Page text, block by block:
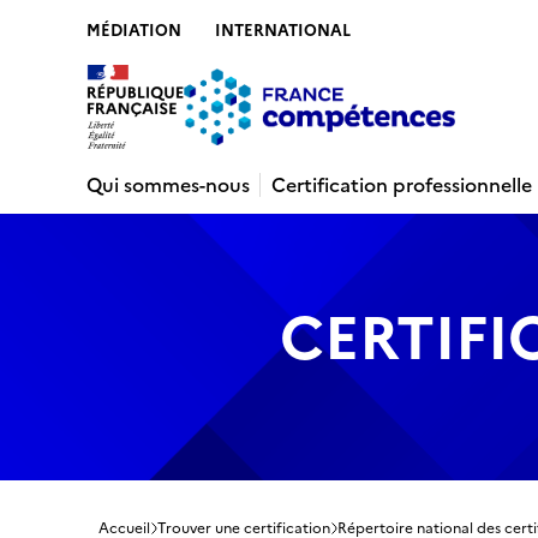
MÉDIATION INTERNATIONAL
Qui sommes-nous
Certification professionnelle
Accueil Trouver une certification Répertoire national des